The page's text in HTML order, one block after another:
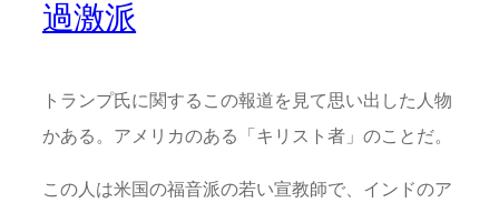
過激派
トランプ氏に関するこの報道を見て思い出した人物
かある。アメリカのある「キリスト者」のことだ。
この人は米国の福音派の若い宣教師で、インドのア